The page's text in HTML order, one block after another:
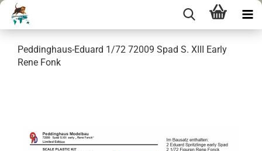
Peddinghaus-Eduard 1/72 72009 Spad S. XIII Early
Rene Fonk